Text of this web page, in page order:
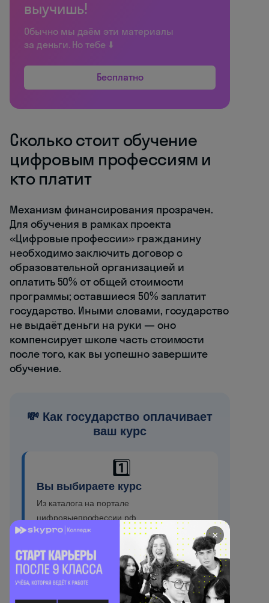
выучишь!
Обычно мы даём эти материалы
за деньги. Но тебе ⬇️
Бесплатно
Сколько стоит обучение
цифровым профессиям и
кто платит
Механизм финансирования прозрачен.
Для обучения в рамках проекта
«Цифровые профессии» гражданину
необходимо заключить договор с
образовательной организацией и
оплатить 50% от общей стоимости
программы; оставшиеся 50% заплатит
государство. Иными словами, государство
не выдаёт деньги на руки — оно
компенсирует школе часть стоимости
после того, как вы успешно завершите
обучение.
💸 Как государство оплачивает
ваш курс
1️⃣
Вы выбираете курс
Из каталога на портале
цифровыепрофессии.рф
2️⃣
Заключаете договор с
образовательной
✕